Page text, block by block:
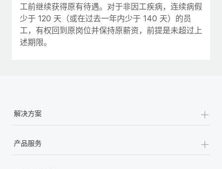
工前继续获得原有待遇。对于非因工疾病，连续病假
少于 120 天（或在过去一年内少于 140 天）的员
工，有权回到原岗位并保持原薪资，前提是未超过上
述期限。
解决方案 +
产品服务 +